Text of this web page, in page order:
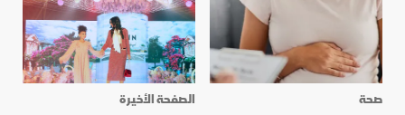
صحة
الصفحة الأخيرة